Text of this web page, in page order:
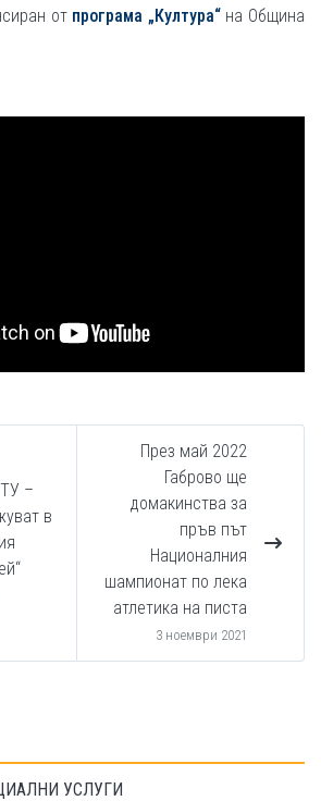
от програма „Култура​​“ на Община
–
в
През май 2022
Габрово ще
домакинства за
пръв път
Националния
шампионат по лека
атлетика на писта
3 ноември 2021
УСЛУГИ